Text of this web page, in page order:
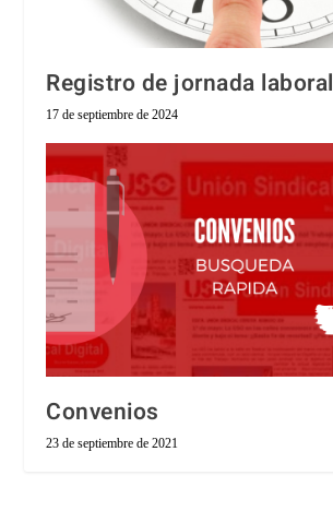
Registro de jornada laboral
17 de septiembre de 2024
Convenios
23 de septiembre de 2021